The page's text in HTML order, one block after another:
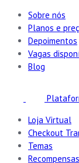
Sobre nós
Planos e
Depoimentos
Vagas
Blog
Loja Virtual
Checkout
Temas
Recompensas